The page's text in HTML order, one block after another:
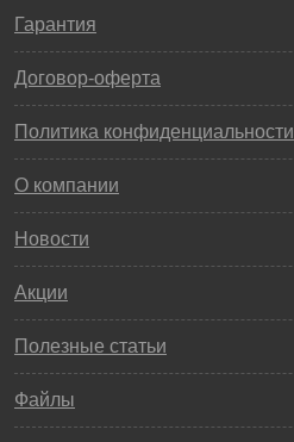
Гарантия
Договор-оферта
Политика конфиденциальности
О компании
Новости
Акции
Полезные статьи
Файлы